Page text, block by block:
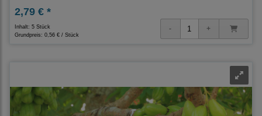
2,79 € *
Inhalt: 5 Stück
Grundpreis: 0,56 € / Stück